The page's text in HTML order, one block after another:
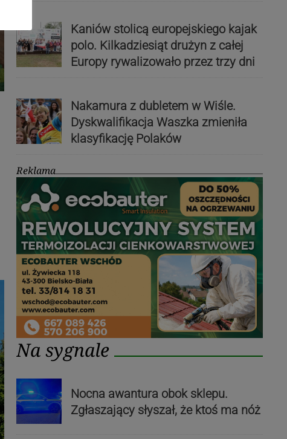
Kaniów stolicą europejskiego kajak
polo. Kilkadziesiąt drużyn z całej
Europy rywalizowało przez trzy dni
Nakamura z dubletem w Wiśle.
Dyskwalifikacja Waszka zmieniła
klasyfikację Polaków
Reklama
Na sygnale
Nocna awantura obok sklepu.
Zgłaszający słyszał, że ktoś ma nóż